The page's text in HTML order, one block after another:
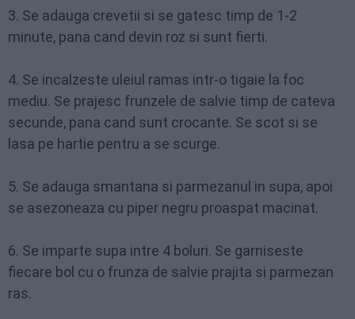
3. Se adauga crevetii si se gatesc timp de 1-2
minute, pana cand devin roz si sunt fierti.
4. Se incalzeste uleiul ramas intr-o tigaie la foc
mediu. Se prajesc frunzele de salvie timp de cateva
secunde, pana cand sunt crocante. Se scot si se
lasa pe hartie pentru a se scurge.
5. Se adauga smantana si parmezanul in supa, apoi
se asezoneaza cu piper negru proaspat macinat.
6. Se imparte supa intre 4 boluri. Se garniseste
fiecare bol cu o frunza de salvie prajita si parmezan
ras.